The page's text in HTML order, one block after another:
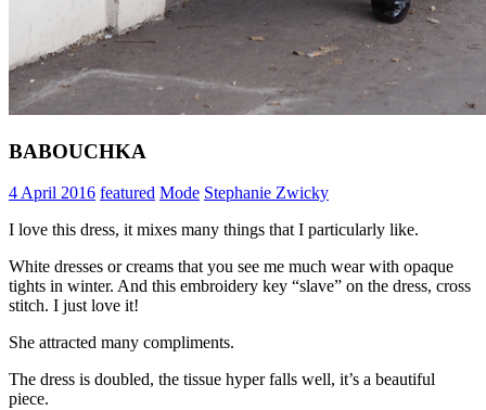
BABOUCHKA
4 April 2016 featured Mode Stephanie Zwicky
I love this dress, it mixes many things that I particularly like.
White dresses or creams that you see me much wear with opaque
tights in winter. And this embroidery key “slave” on the dress, cross
stitch. I just love it!
She attracted many compliments.
The dress is doubled, the tissue hyper falls well, it’s a beautiful
piece.